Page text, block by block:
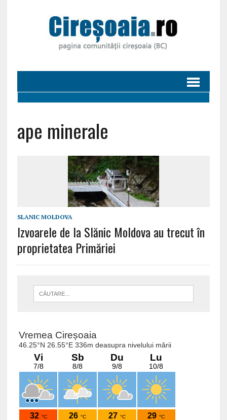
ape minerale
SLANIC MOLDOVA
Izvoarele de la Slănic Moldova au trecut în
proprietatea Primăriei